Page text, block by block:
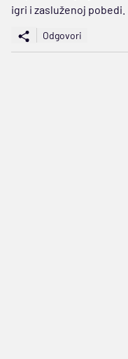
igri i zasluženoj pobedi.
Odgovori